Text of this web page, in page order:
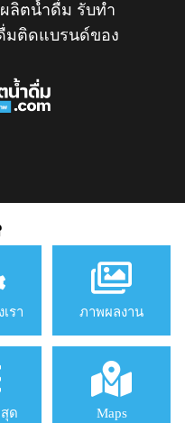
ลิตน้ำดื่ม รับทำ
มติดแบรนด์ของ
รา ภาพผลงาน
ด Maps